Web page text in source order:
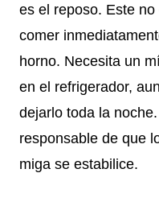
es el reposo. Este no
comer
horno. Necesita un
en el refrigerador,
dejarlo toda la
responsable de que
miga se estabilice.